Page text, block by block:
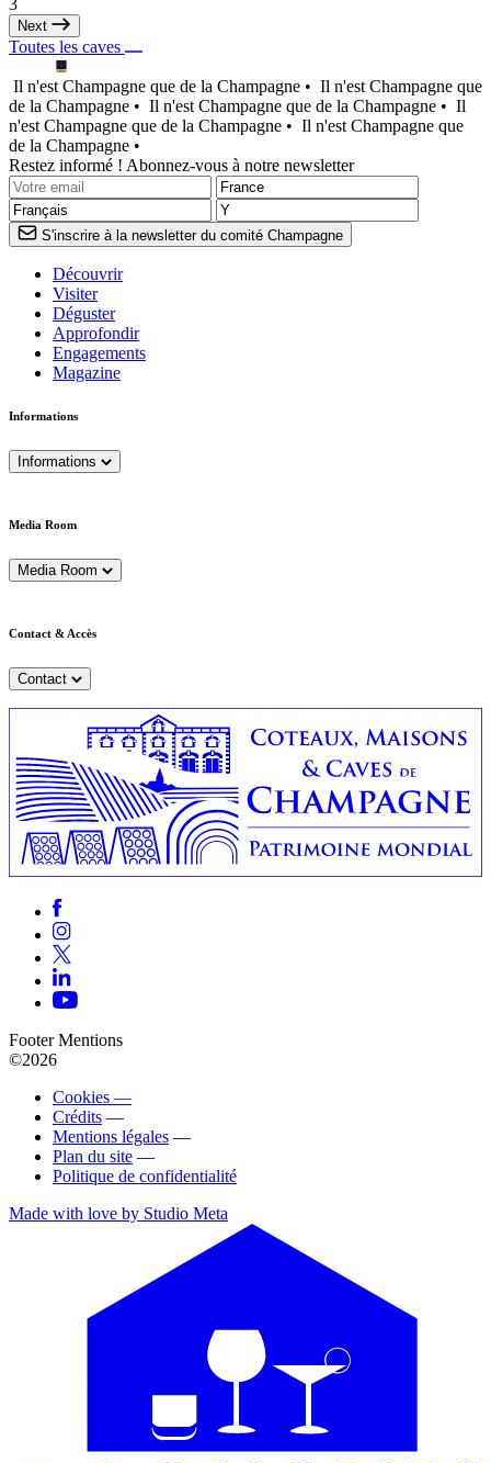
Next
Toutes les caves
Il n'est Champagne que de la Champagne • Il n'est Champagne que
de la Champagne • Il n'est Champagne que de la Champagne • Il
n'est Champagne que de la Champagne • Il n'est Champagne que
de la Champagne •
Restez informé ! Abonnez-vous à notre newsletter
S'inscrire à la newsletter du comité Champagne
Découvrir
Visiter
Déguster
Approfondir
Engagements
Magazine
Informations
Informations
Media Room
Media Room
Contact & Accès
Contact
Footer Mentions
©2026
Cookies —
Crédits —
Mentions légales —
Plan du site —
Politique de confidentialité
Made with love by Studio Meta